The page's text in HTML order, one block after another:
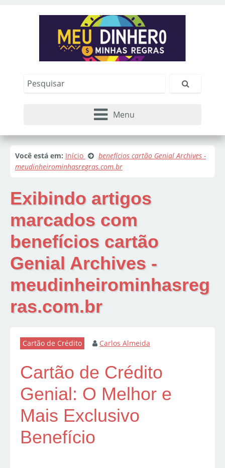
Menu
Você está em: Início
benefícios cartão Genial Archives -
meudinheirominhasregras.com.br
Exibindo artigos
marcados com
benefícios cartão
Genial Archives -
meudinheirominhasreg
ras.com.br
Cartão de Crédito Carlos Almeida
Cartão de Crédito
Genial: O Melhor e
Mais Exclusivo
Benefício